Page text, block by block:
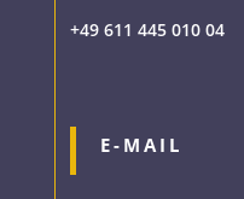
+49 611 445 010 04
E-MAIL